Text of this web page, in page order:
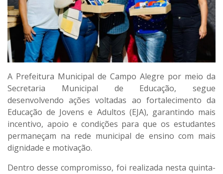
A Prefeitura Municipal de Campo Alegre por meio da
Secretaria Municipal de Educação, segue
desenvolvendo ações voltadas ao fortalecimento da
Educação de Jovens e Adultos (EJA), garantindo mais
incentivo, apoio e condições para que os estudantes
permaneçam na rede municipal de ensino com mais
dignidade e motivação.
Dentro desse compromisso, foi realizada nesta quinta-